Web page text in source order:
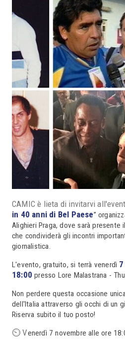
Progetti
Area riservata
CAMIC è lieta di invitarvi
in 40 anni di Bel Paese”
Alighieri Praga, dove sarà presente
che condividerà gli incontri
giornalistica.
L'evento, gratuito, si terrà venerdì
18:00 presso Lore Malastrana -
Non perdere questa occasione
dell'Italia attraverso gli occhi di un
Riserva subito il tuo posto!
⏲ Venerdì 7 novembre alle ore